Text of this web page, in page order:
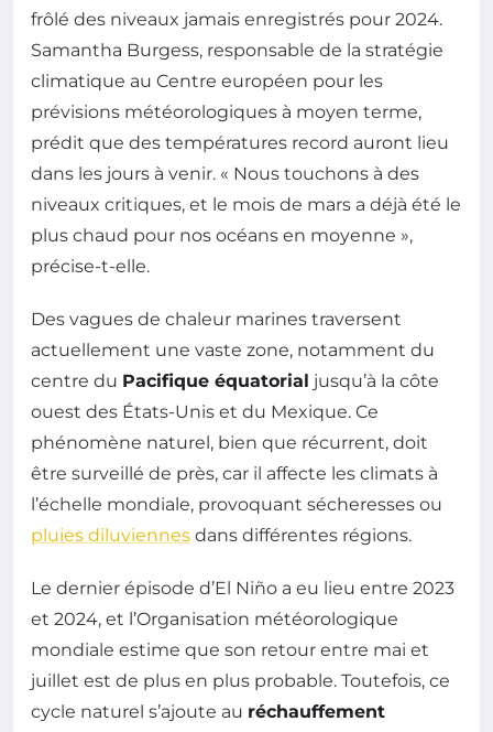
frôlé des niveaux jamais enregistrés pour 2024.
Samantha Burgess, responsable de la stratégie
climatique au Centre européen pour les
prévisions météorologiques à moyen terme,
prédit que des températures record auront lieu
dans les jours à venir. « Nous touchons à des
niveaux critiques, et le mois de mars a déjà été le
plus chaud pour nos océans en moyenne »,
précise-t-elle.
Des vagues de chaleur marines traversent
actuellement une vaste zone, notamment du
centre du Pacifique équatorial jusqu’à la côte
ouest des États-Unis et du Mexique. Ce
phénomène naturel, bien que récurrent, doit
être surveillé de près, car il affecte les climats à
l’échelle mondiale, provoquant sécheresses ou
pluies diluviennes dans différentes régions.
Le dernier épisode d’El Niño a eu lieu entre 2023
et 2024, et l’Organisation météorologique
mondiale estime que son retour entre mai et
juillet est de plus en plus probable. Toutefois, ce
cycle naturel s’ajoute au réchauffement